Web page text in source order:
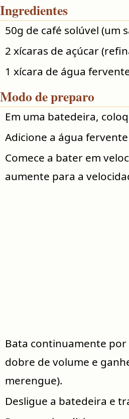
Ingredientes
50g de café solúvel (um
2 xícaras de açúcar
1 xícara de água
Modo de preparo
Em uma batedeira,
Adicione a água
Comece a bater em
aumente para a
Bata continuamente por
dobre de volume e
merengue).
Desligue a batedeira e